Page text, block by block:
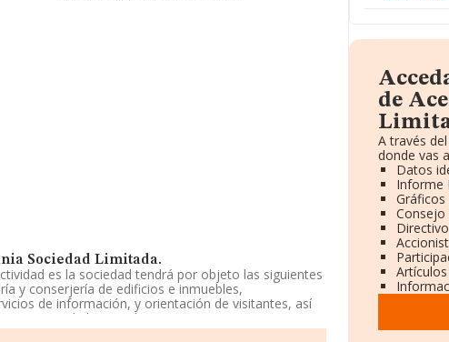
Sociedad Limitada.
es la sociedad tendrá por objeto las siguientes
y conserjería de edificios e inmuebles,
de información, y orientación de visitantes, así
de las instalaciones y sistemas que no sean
inscrita en el Registro Mercantil como Sociedad
de
A través
donde vas
Datos
Informe
Gráficos
Consejo